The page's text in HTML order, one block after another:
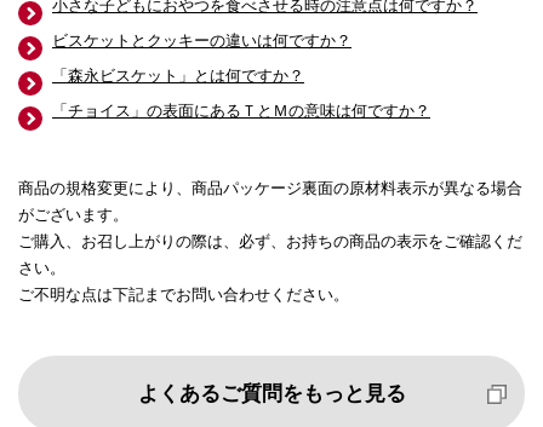
小さな子どもにおやつを食べさせる時の注意点は何ですか？
ビスケットとクッキーの違いは何ですか？
「森永ビスケット」とは何ですか？
「チョイス」の表面にあるＴとＭの意味は何ですか？
商品の規格変更により、商品パッケージ裏面の原材料表示が異なる場合
がございます。
ご購入、お召し上がりの際は、必ず、お持ちの商品の表示をご確認くだ
さい。
ご不明な点は下記までお問い合わせください。
よくあるご質問をもっと見る